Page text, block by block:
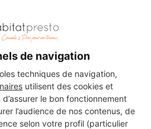
de navigation
techniques de navigation,
utilisent des cookies et
le bon fonctionnement
l’audience de nos contenus, de
selon votre profil (particulier
UN DEVIS